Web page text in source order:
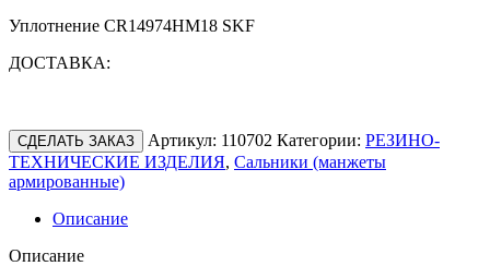
Уплотнение CR14974HM18 SKF
ДОСТАВКА:
СДЕЛАТЬ ЗАКАЗ Артикул: 110702 Категории: РЕЗИНО-
ТЕХНИЧЕСКИЕ ИЗДЕЛИЯ, Сальники (манжеты
армированные)
Описание
Описание